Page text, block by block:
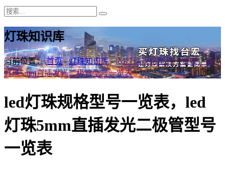
灯珠知识库
当前位置：首页-灯珠知识库-led灯珠规格型号一览表，led
灯珠5mm直插发光二极管型号一览表
led灯珠规格型号一览表，led
灯珠5mm直插发光二极管型号
一览表